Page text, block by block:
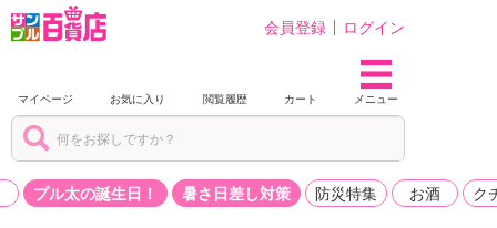
会員登録 ログイン
マイページ お気に入り 閲覧履歴 カート メニュー
プル太の誕生日！ 暑さ日差し対策 防災特集 お酒 ク